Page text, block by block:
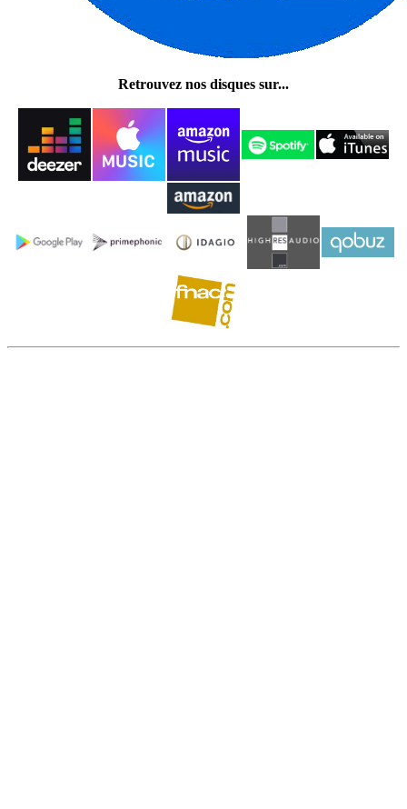
Retrouvez nos disques sur...